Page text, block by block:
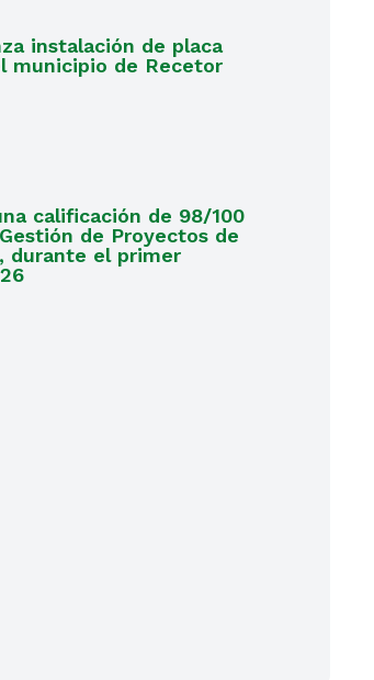
instalación de placa
municipio de Recetor
calificación de 98/100
de Proyectos de
durante el primer